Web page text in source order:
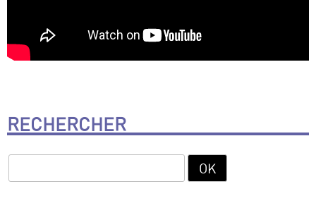
RECHERCHER